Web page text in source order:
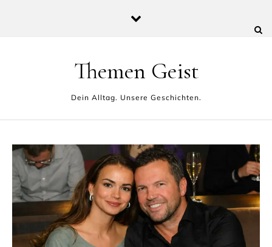
Themen Geist
Dein Alltag. Unsere Geschichten.